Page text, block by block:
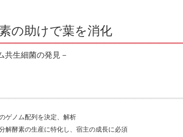
の助けで葉を消化
共生細菌の発見－
ゲノム配列を決定、解析
解酵素の生産に特化し、宿主の成長に必須